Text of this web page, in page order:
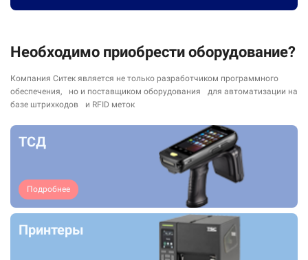
Необходимо приобрести оборудование?
Компания Ситек является не только разработчиком программного
обеспечения, но и поставщиком оборудования для автоматизации на
базе штрихкодов и RFID меток
ТСД
Подробнее
Принтеры